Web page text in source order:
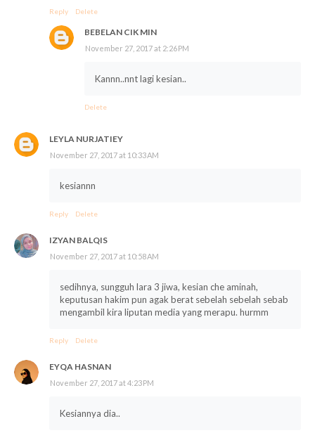
Reply Delete
BEBELAN CIK MIN
November 27, 2017 at 2:26 PM
Kannn..nnt lagi kesian..
Delete
LEYLA NURJATIEY
November 27, 2017 at 10:33 AM
kesiannn
Reply Delete
IZYAN BALQIS
November 27, 2017 at 10:58 AM
sedihnya, sungguh lara 3 jiwa, kesian che aminah,
keputusan hakim pun agak berat sebelah sebelah sebab
mengambil kira liputan media yang merapu. hurmm
Reply Delete
EYQA HASNAN
November 27, 2017 at 4:23 PM
Kesiannya dia..